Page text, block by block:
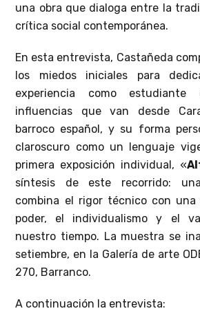
una obra que dialoga entre la
crítica social contemporánea.
En esta entrevista, Castañeda
los miedos iniciales para
experiencia como
influencias que van desde
barroco español, y su forma
claroscuro como un lenguaje
primera exposición individual, «
síntesis de este recorrido:
combina el rigor técnico con una
poder, el individualismo y el
nuestro tiempo. La muestra se
setiembre, en la Galería de arte
270, Barranco.
A continuación la entrevista: